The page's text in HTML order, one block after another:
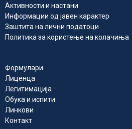
Активности и настани
Информации од јавен карактер
Заштита на лични податоци
Политика за користење на колачиња
Формулари
Лиценца
Легитимација
Обука и испити
Линкови
Контакт